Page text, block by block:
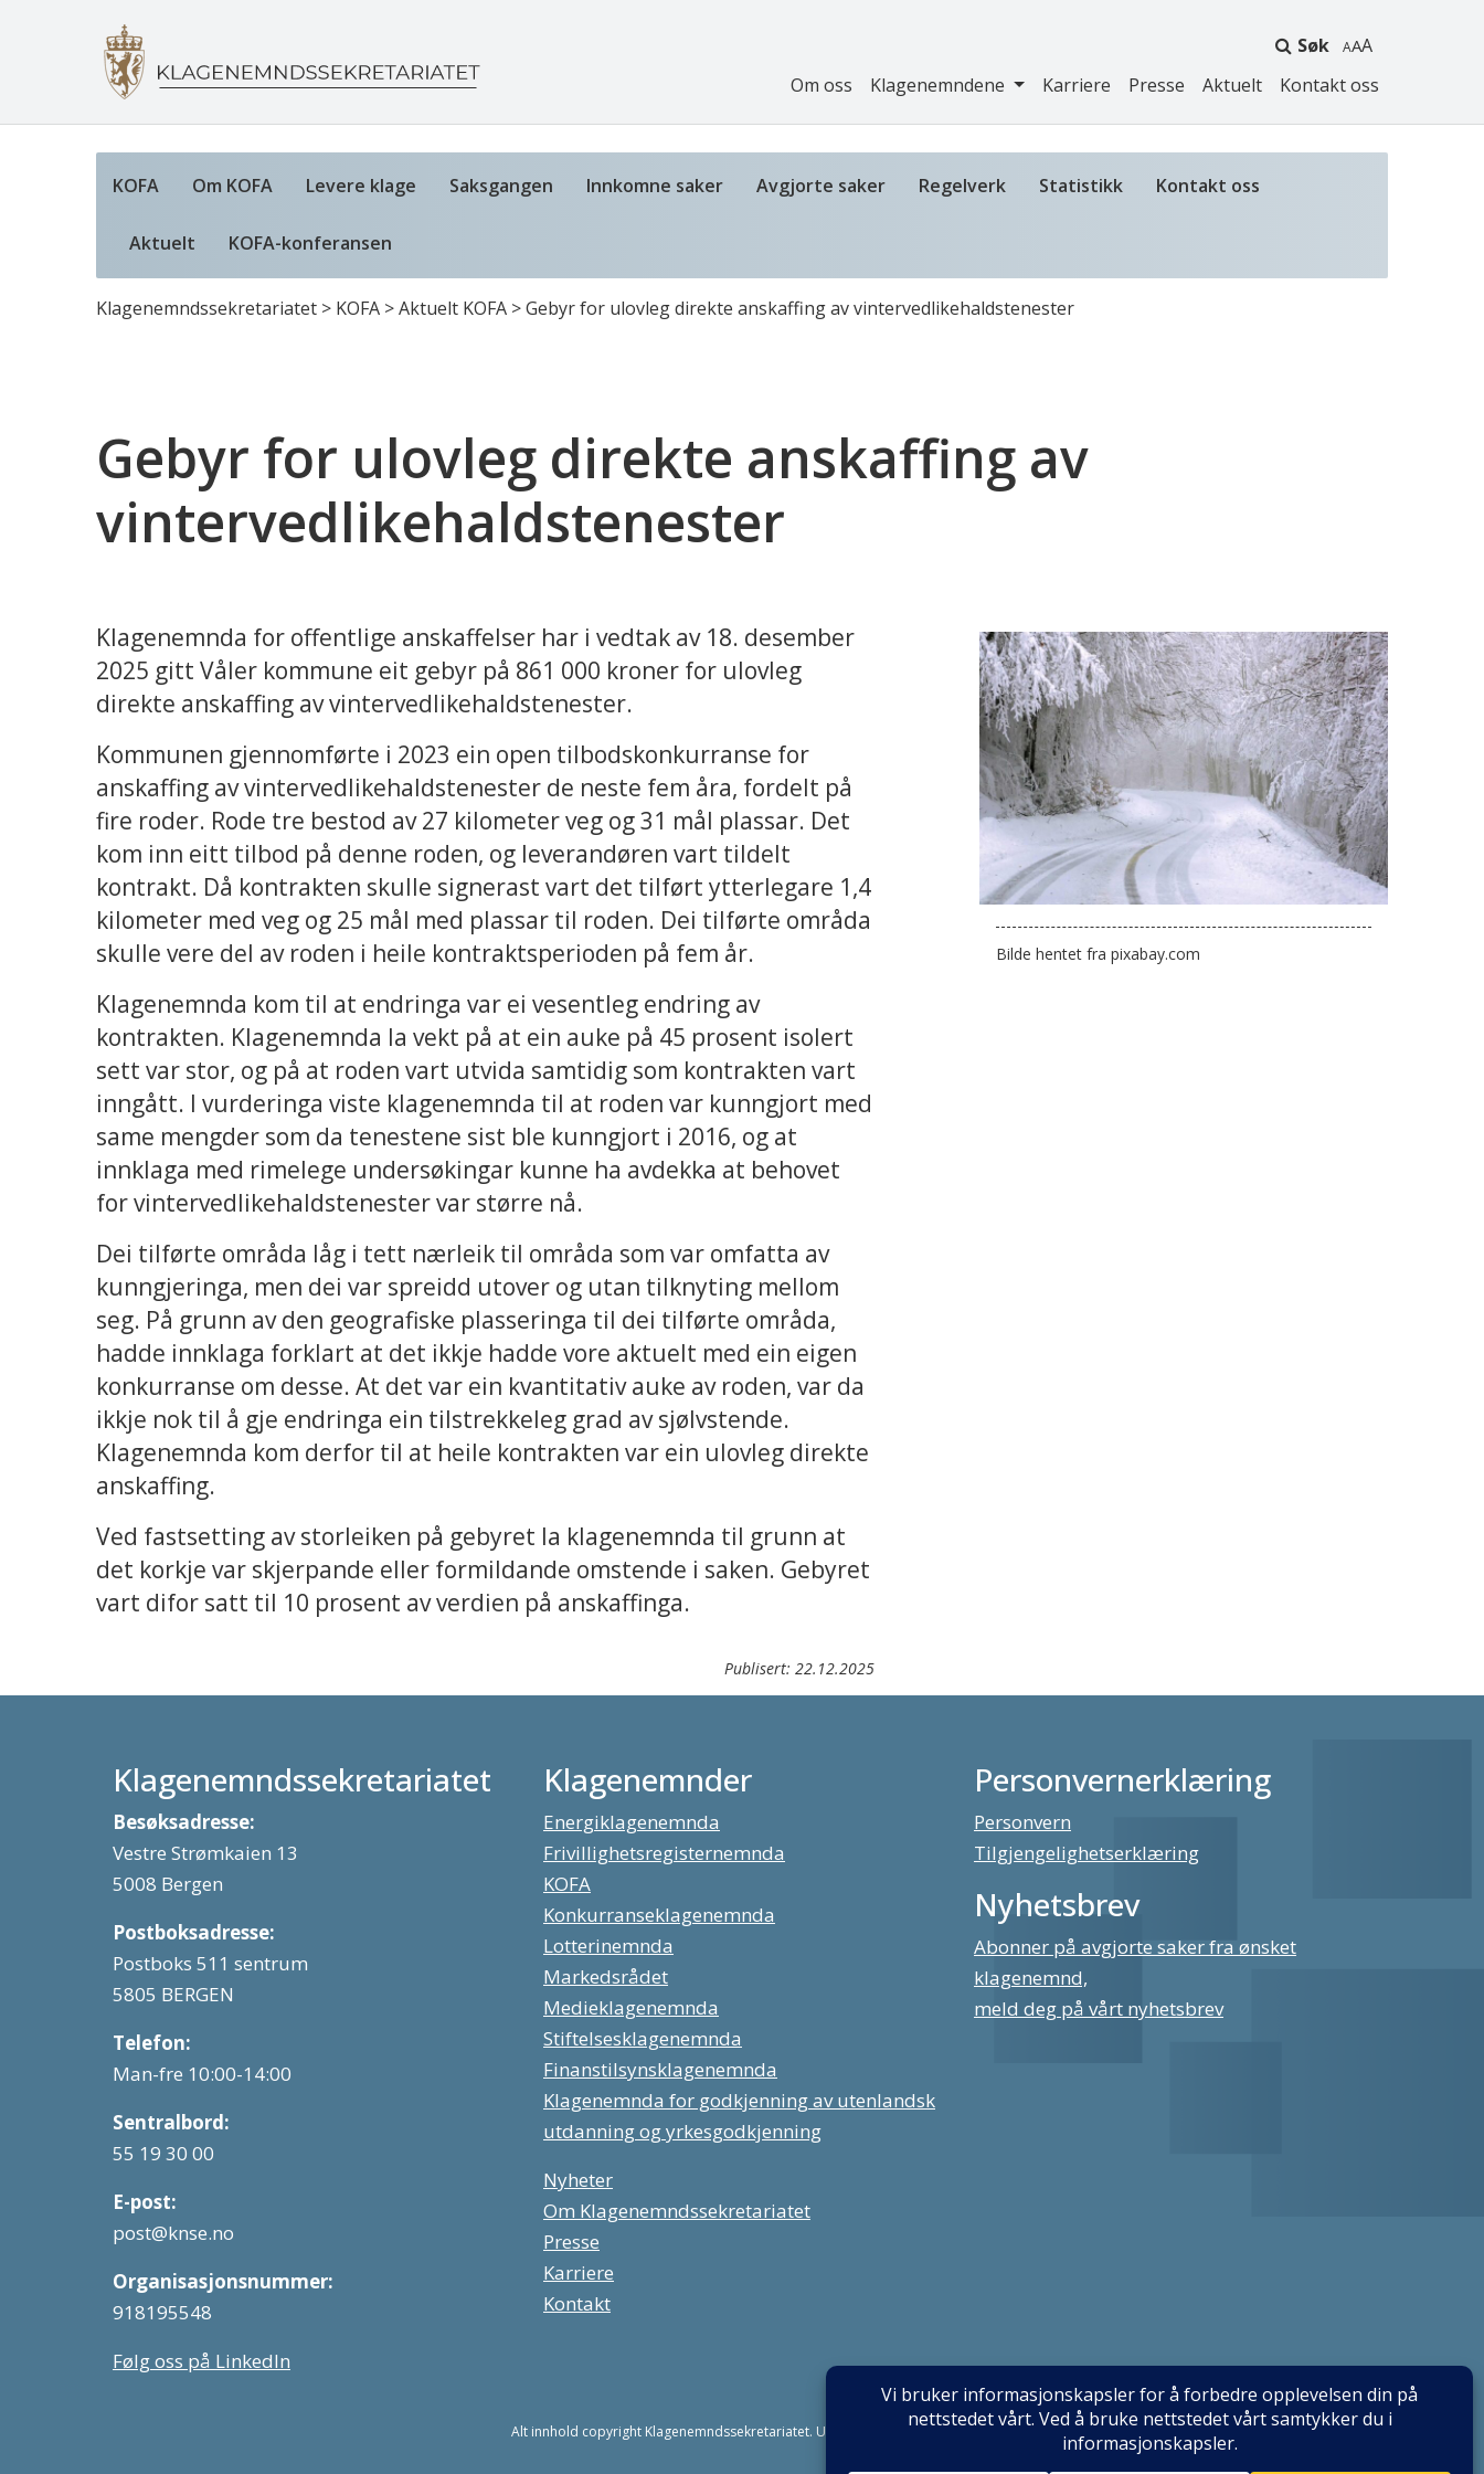
Søk A
Om oss Klagenemndene Karriere Presse Aktuelt Kontakt oss
KOFA Om KOFA Levere klage Saksgangen Innkomne saker Avgjorte saker Regelverk Statistikk Kontakt oss
Aktuelt KOFA-konferansen
Klagenemndssekretariatet > KOFA >Aktuelt KOFA >Gebyr for ulovleg direkte anskaffing av vintervedlikehaldstenester
Gebyr for ulovleg direkte anskaffing av
vintervedlikehaldstenester
Klagenemnda for offentlige anskaffelser har i vedtak av 18. desember
2025 gitt Våler kommune eit gebyr på 861 000 kroner for ulovleg
direkte anskaffing av vintervedlikehaldstenester.
Kommunen gjennomførte i 2023 ein open tilbodskonkurranse for
anskaffing av vintervedlikehaldstenester de neste fem åra, fordelt på
fire roder. Rode tre bestod av 27 kilometer veg og 31 mål plassar. Det
kom inn eitt tilbod på denne roden, og leverandøren vart tildelt
kontrakt. Då kontrakten skulle signerast vart det tilført ytterlegare 1,4
kilometer med veg og 25 mål med plassar til roden. Dei tilførte områda
skulle vere del av roden i heile kontraktsperioden på fem år.
Klagenemnda kom til at endringa var ei vesentleg endring av
kontrakten. Klagenemnda la vekt på at ein auke på 45 prosent isolert
sett var stor, og på at roden vart utvida samtidig som kontrakten vart
inngått. I vurderinga viste klagenemnda til at roden var kunngjort med
same mengder som da tenestene sist ble kunngjort i 2016, og at
innklaga med rimelege undersøkingar kunne ha avdekka at behovet
for vintervedlikehaldstenester var større nå.
Dei tilførte områda låg i tett nærleik til områda som var omfatta av
kunngjeringa, men dei var spreidd utover og utan tilknyting mellom
seg. På grunn av den geografiske plasseringa til dei tilførte områda,
hadde innklaga forklart at det ikkje hadde vore aktuelt med ein eigen
konkurranse om desse. At det var ein kvantitativ auke av roden, var da
ikkje nok til å gje endringa ein tilstrekkeleg grad av sjølvstende.
Klagenemnda kom derfor til at heile kontrakten var ein ulovleg direkte
anskaffing.
Ved fastsetting av storleiken på gebyret la klagenemnda til grunn at
det korkje var skjerpande eller formildande omstende i saken. Gebyret
vart difor satt til 10 prosent av verdien på anskaffinga.
Publisert: 22.12.2025
Bilde hentet fra pixabay.com
Klagenemndssekretariatet
Besøksadresse:
Vestre Strømkaien 13
5008 Bergen
Postboksadresse:
Postboks 511 sentrum
5805 BERGEN
Telefon:
Man-fre 10:00-14:00
Sentralbord:
55 19 30 00
E-post:
post@knse.no
Organisasjonsnummer:
918195548
Følg oss på LinkedIn
Klagenemnder
Energiklagenemnda
Frivillighetsregisternemnda
KOFA
Konkurranseklagenemnda
Lotterinemnda
Markedsrådet
Medieklagenemnda
Stiftelsesklagenemnda
Finanstilsynsklagenemnda
Klagenemnda for godkjenning av utenlandsk
utdanning og yrkesgodkjenning
Nyheter
Om Klagenemndssekretariatet
Presse
Karriere
Kontakt
Personvernerklæring
Personvern
Tilgjengelighetserklæring
Nyhetsbrev
Abonner på avgjorte saker fra ønsket
klagenemnd,
meld deg på vårt nyhetsbrev
Alt innhold copyright Klagenemndssekretariatet. Utviklet av: Mint Media AS